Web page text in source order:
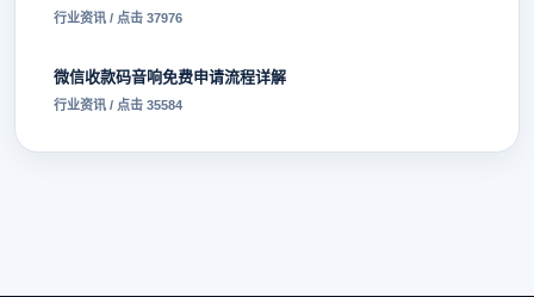
行业资讯 / 点击 37976
微信收款码音响免费申请流程详解
行业资讯 / 点击 35584